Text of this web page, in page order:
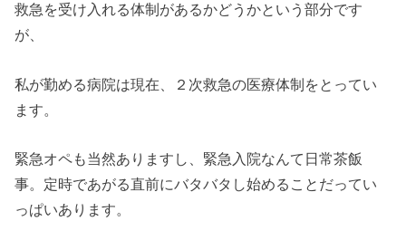
救急を受け入れる体制があるかどうかという部分です
が、
私が勤める病院は現在、２次救急の医療体制をとってい
ます。
緊急オペも当然ありますし、緊急入院なんて日常茶飯
事。定時であがる直前にバタバタし始めることだってい
っぱいあります。